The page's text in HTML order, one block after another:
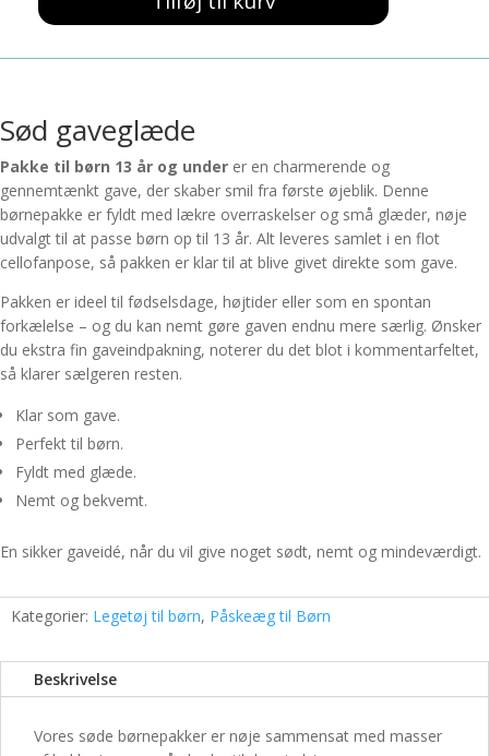
Pakke
børn
Sød gaveglæde
Pakke til børn 13 år og under er en charmerende og
gennemtænkt gave, der skaber smil fra første øjeblik. Denne
børnepakke er fyldt med lækre overraskelser og små glæder, nøje
udvalgt til at passe børn op til 13 år. Alt leveres samlet i en flot
cellofanpose, så pakken er klar til at blive givet direkte som gave.
Pakken er ideel til fødselsdage, højtider eller som en spontan
forkælelse – og du kan nemt gøre gaven endnu mere særlig. Ønsker
du ekstra fin gaveindpakning, noterer du det blot i kommentarfeltet,
så klarer sælgeren resten.
Klar som gave.
Perfekt til børn.
Fyldt med glæde.
Nemt og bekvemt.
En sikker gaveidé, når du vil give noget sødt, nemt og mindeværdigt.
Kategorier: Legetøj til børn, Påskeæg til Børn
Beskrivelse
Vores søde børnepakker er nøje sammensat med masser